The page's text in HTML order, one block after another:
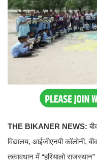
THE BIKANER NEWS:
विद्यालय, आईजीएनपी कॉलोनी,
तत्वावधान में “हरियालो